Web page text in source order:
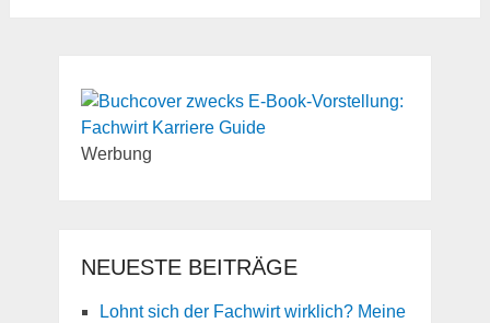
Werbung
NEUESTE BEITRÄGE
Lohnt sich der Fachwirt wirklich? Meine